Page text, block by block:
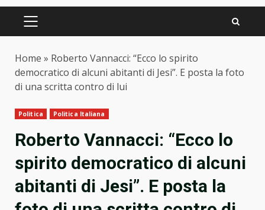
PRIMARY
Home » Roberto Vannacci: “Ecco lo spirito
democratico di alcuni abitanti di Jesi”. E posta la foto
di una scritta contro di lui
Politica Politica Italiana
Roberto Vannacci: “Ecco lo
spirito democratico di alcuni
abitanti di Jesi”. E posta la